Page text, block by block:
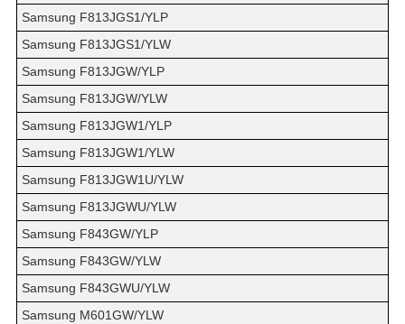
Samsung F813JGS1/YLP
Samsung F813JGS1/YLW
Samsung F813JGW/YLP
Samsung F813JGW/YLW
Samsung F813JGW1/YLP
Samsung F813JGW1/YLW
Samsung F813JGW1U/YLW
Samsung F813JGWU/YLW
Samsung F843GW/YLP
Samsung F843GW/YLW
Samsung F843GWU/YLW
Samsung M601GW/YLW